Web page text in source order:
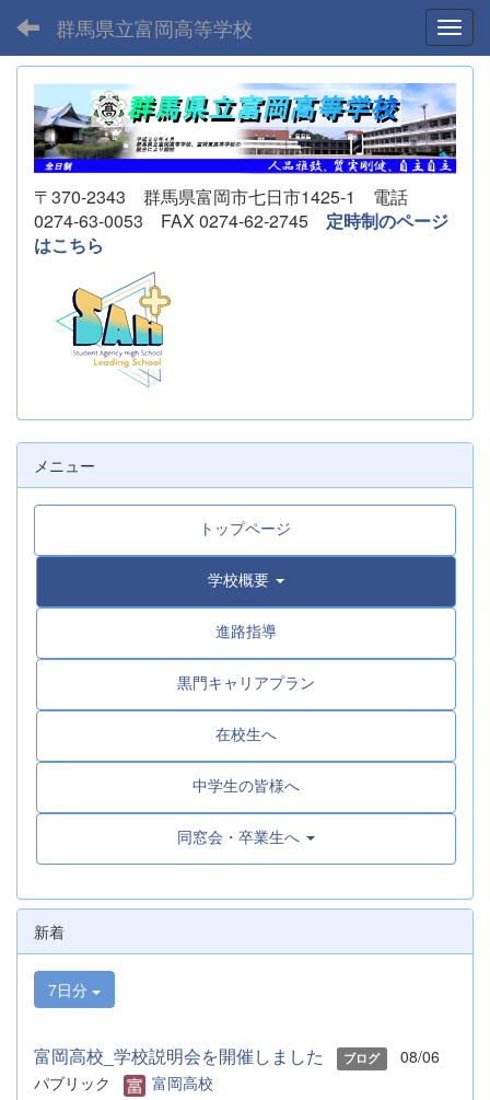
群馬県立富岡高等学校
〒370-2343 群馬県富岡市七日市1425-1 電話
0274-63-0053 FAX 0274-62-2745 定時制のページ
はこちら
メニュー
トップページ
学校概要
進路指導
黒門キャリアプラン
在校生へ
中学生の皆様へ
同窓会・卒業生へ
新着
7日分
富岡高校_学校説明会を開催しました ブログ
08/06
パブリック
富岡高校